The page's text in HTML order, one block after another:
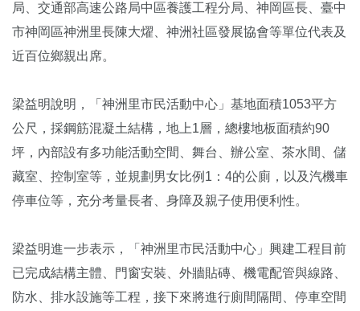
局、交通部高速公路局中區養護工程分局、神岡區長、臺中
市神岡區神洲里長陳大燿、神洲社區發展協會等單位代表及
近百位鄉親出席。
梁益明說明，「神洲里市民活動中心」基地面積1053平方
公尺，採鋼筋混凝土結構，地上1層，總樓地板面積約90
坪，內部設有多功能活動空間、舞台、辦公室、茶水間、儲
藏室、控制室等，並規劃男女比例1：4的公廁，以及汽機車
停車位等，充分考量長者、身障及親子使用便利性。
梁益明進一步表示，「神洲里市民活動中心」興建工程目前
已完成結構主體、門窗安裝、外牆貼磚、機電配管與線路、
防水、排水設施等工程，接下來將進行廁間隔間、停車空間